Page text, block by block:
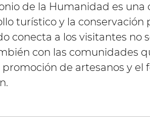
de la Humanidad es
turístico y la conservación
conecta a los visitantes no
con las comunidades
promoción de artesanos y